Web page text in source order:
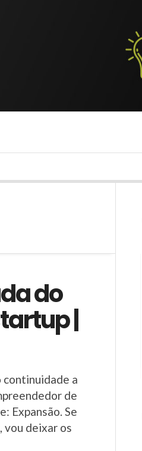
do
|
continuidade a
de
Expansão. Se
vou deixar os